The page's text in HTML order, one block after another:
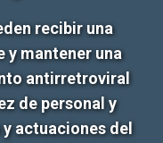
recibir una
y mantener una
antirretroviral
de personal y
actuaciones del